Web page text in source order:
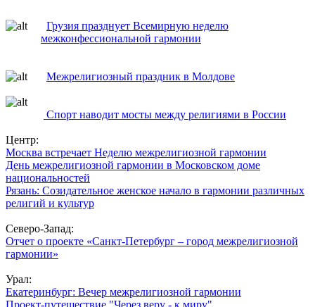
Грузия празднует Всемирную неделю
межконфессиональной гармонии
Межрелигиозный праздник в Молдове
Спорт наводит мосты между религиями в России
Центр:
Москва встречает Неделю межрелигиозной гармонии
День межрелигиозной гармонии в Московском доме
национальностей
Рязань: Созидательное женское начало в гармонии различных
религий и культур
Северо-Запад:
Отчет о проекте «Санкт-Петербург – город межрелигиозной
гармонии»
Урал:
Екатеринбург: Вечер межрелигиозной гармонии
Проект-путешествие "Через веру - к миру"